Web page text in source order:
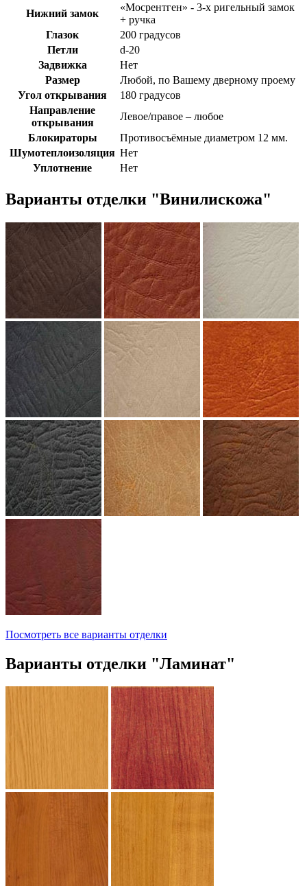
Нижний замок
«Мосрентген» - 3-х ригельный замок
+ ручка
Глазок
200 градусов
Петли
d-20
Задвижка
Нет
Размер
Любой, по Вашему дверному проему
Угол открывания
180 градусов
Направление
открывания
Левое/правое – любое
Блокираторы
Противосъёмные диаметром 12 мм.
Шумотеплоизоляция Нет
Уплотнение
Нет
Варианты отделки "Винилискожа"
Посмотреть все варианты отделки
Варианты отделки "Ламинат"